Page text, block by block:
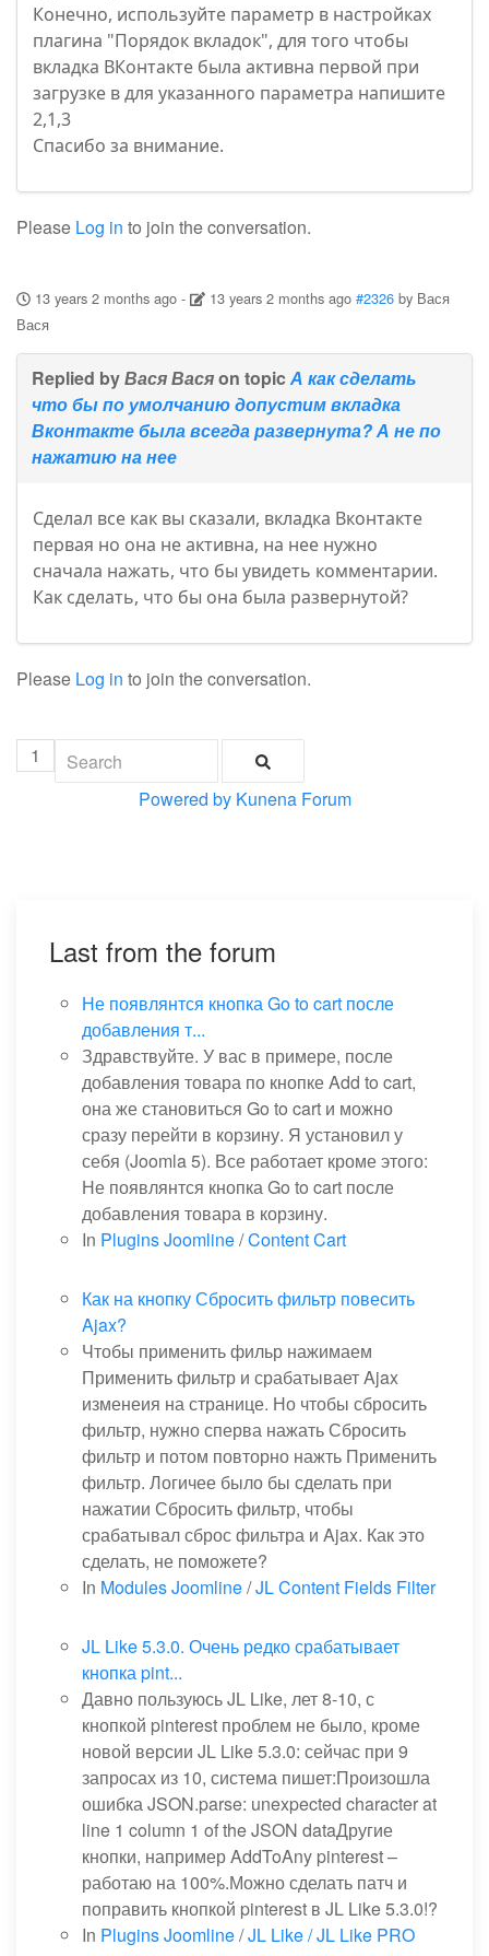
Конечно, используйте параметр в настройках
плагина "Порядок вкладок", для того чтобы
вкладка ВКонтакте была активна первой при
загрузке в для указанного параметра напишите
2,1,3
Спасибо за внимание.
Please Log in to join the conversation.
13 years 2 months ago- 13 years 2 months ago #2326 by Вася
Вася
Replied byВася Васяon topic А как сделать
что бы по умолчанию допустим вкладка
Вконтакте была всегда развернута? А не по
нажатию на нее
Сделал все как вы сказали, вкладка Вконтакте
первая но она не активна, на нее нужно
сначала нажать, что бы увидеть комментарии.
Как сделать, что бы она была развернутой?
Please Log in to join the conversation.
1
Powered by Kunena Forum
Last from the forum
Не появлянтся кнопка Go to cart после
добавления т...
Здравствуйте. У вас в примере, после
добавления товара по кнопке Add to cart,
она же становиться Go to cart и можно
сразу перейти в корзину. Я установил у
себя (Joomla 5). Все работает кроме этого:
Не появлянтся кнопка Go to cart после
добавления товара в корзину.
In Plugins Joomline/Content Cart
Как на кнопку Сбросить фильтр повесить
Ajax?
Чтобы применить фильр нажимаем
Применить фильтр и срабатывает Ajax
изменеия на странице. Но чтобы сбросить
фильтр, нужно сперва нажать Сбросить
фильтр и потом повторно нажть Применить
фильтр. Логичее было бы сделать при
нажатии Сбросить фильтр, чтобы
срабатывал сброс фильтра и Ajax. Как это
сделать, не поможете?
In Modules Joomline/JL Content Fields Filter
JL Like 5.3.0. Очень редко срабатывает
кнопка pint...
Давно пользуюсь JL Like, лет 8-10, с
кнопкой pinterest проблем не было, кроме
новой версии JL Like 5.3.0: сейчас при 9
запросах из 10, система пишет:Произошла
ошибка JSON.parse: unexpected character at
line 1 column 1 of the JSON dataДругие
кнопки, например AddToAny pinterest –
работаю на 100%.Можно сделать патч и
поправить кнопкой pinterest в JL Like 5.3.0!?
In Plugins Joomline/JL Like / JL Like PRO